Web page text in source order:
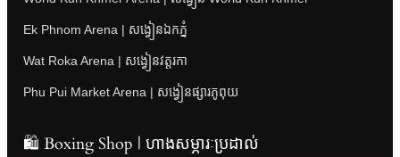
Ek Phnom Arena | សង្វៀនឯកភ្នំ
Wat Roka Arena | សង្វៀនវត្តរកា
Phu Pui Market Arena | សង្វៀនផ្សារភូពុយ
🛍 Boxing Shop | ហាងសម្ភារៈប្រដាល់